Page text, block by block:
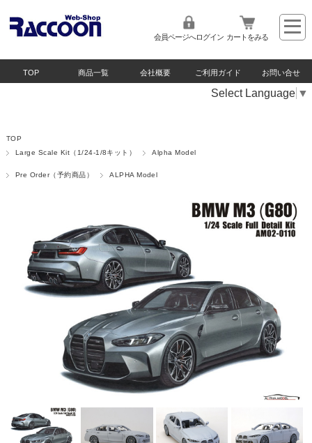
会員ページへログイン カートをみる
TOP 商品一覧 会社概要 ご利用ガイド お問い合せ
Select Language ▼
TOP
Large Scale Kit（1/24-1/8キット）
Alpha Model
Pre Order（予約商品） ALPHA Model